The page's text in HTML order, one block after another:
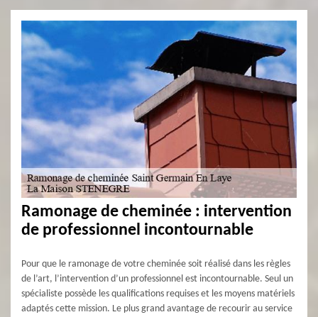
Ramonage de cheminée : intervention
de professionnel incontournable
Pour que le ramonage de votre cheminée soit réalisé dans les règles
de l’art, l’intervention d’un professionnel est incontournable. Seul un
spécialiste possède les qualifications requises et les moyens matériels
adaptés cette mission. Le plus grand avantage de recourir au service